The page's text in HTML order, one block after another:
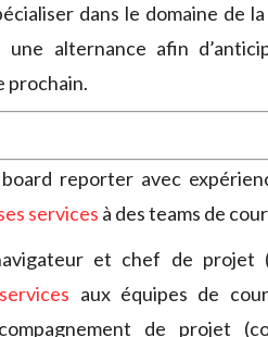
dans le domaine de
une alternance afin
prochain.
reporter avec
services à des teams de
et chef de projet
aux équipes de
de projet